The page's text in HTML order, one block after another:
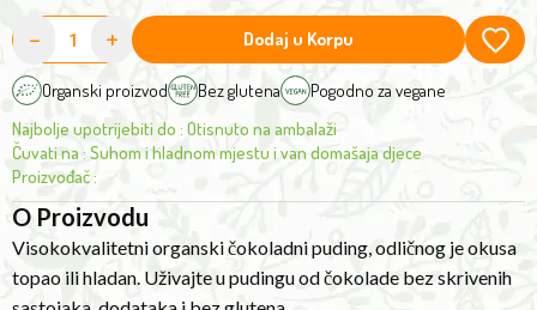
O Proizvodu
Visokokvalitetni organski čokoladni puding, odličnog je okusa
topao ili hladan. Uživajte u pudingu od čokolade bez skrivenih
- + Dodaj u Korpu
Organski proizvod Bez glutena Pogodno za vegane
Najbolje upotrijebiti do : Otisnuto na ambalaži
Čuvati na : Suhom i hladnom mjestu i van domašaja djece
Proizvođač: